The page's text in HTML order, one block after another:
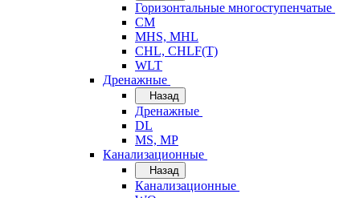
Горизонтальные многоступенчатые
CM
MHS, MHL
CHL, CHLF(T)
WLT
Дренажные
Назад
Дренажные
DL
MS, MP
Канализационные
Назад
Канализационные